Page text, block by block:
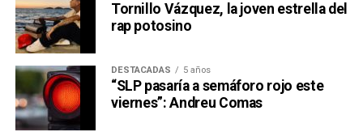
Tornillo Vázquez, la joven estrella del
rap potosino
DESTACADAS 5 años
“SLP pasaría a semáforo rojo este
viernes”: Andreu Comas